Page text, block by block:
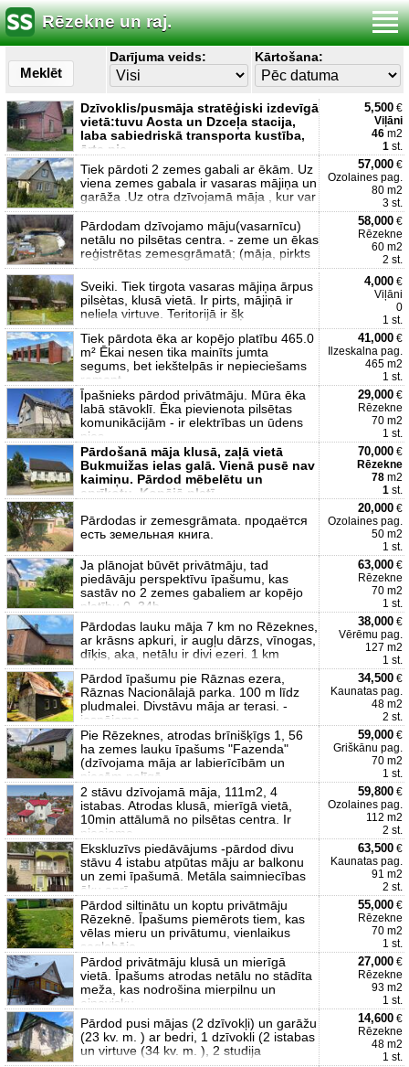
Rēzekne un raj.
Meklēt
Darījuma veids: Kārtošana:
Dzīvoklis/pusmāja stratēģiski izdevīgā
vietā:tuvu Aosta un Dzceļa stacija,
laba sabiedriskā transporta kustība,
ērta pie
5,500 €
Viļāni
46 m2
1 st.
Tiek pārdoti 2 zemes gabali ar ēkām. Uz
viena zemes gabala ir vasaras mājiņa un
garāža .Uz otra dzīvojamā māja , kur var
57,000 €
Ozolaines pag.
80 m2
3 st.
Pārdodam dzīvojamo māju(vasarnīcu)
netālu no pilsētas centra. - zeme un ēkas
reģistrētas zemesgrāmatā; (māja, pirkts
58,000 €
Rēzekne
60 m2
2 st.
Sveiki. Tiek tirgota vasaras mājiņa ārpus
pilsètas, klusā vietā. Ir pirts, mājiņā ir
neliela virtuve. Teritorijā ir šķ
4,000 €
Viļāni
0
1 st.
Tiek pārdota ēka ar kopējo platību 465.0
m² Ēkai nesen tika mainīts jumta
segums, bet iekštelpās ir nepieciešams
remont
41,000 €
Ilzeskalna pag.
465 m2
1 st.
Īpašnieks pārdod privātmāju. Mūra ēka
labā stāvoklī. Ēka pievienota pilsētas
komunikācijām - ir elektrības un ūdens
pies
29,000 €
Rēzekne
70 m2
1 st.
Pārdošanā māja klusā, zaļā vietā
Bukmuižas ielas galā. Vienā pusē nav
kaimiņu. Pārdod mēbelētu un
aprīkotu. Kopējā platī
70,000 €
Rēzekne
78 m2
1 st.
Pārdodas ir zemesgrāmata. продаётся
есть земельная книга.
20,000 €
Ozolaines pag.
50 m2
1 st.
Ja plānojat būvēt privātmāju, tad
piedāvāju perspektīvu īpašumu, kas
sastāv no 2 zemes gabaliem ar kopējo
platību 0, 34h
63,000 €
Rēzekne
70 m2
1 st.
Pārdodas lauku māja 7 km no Rēzeknes,
ar krāsns apkuri, ir augļu dārzs, vīnogas,
dīķis, aka, netālu ir divi ezeri. 1 km
38,000 €
Vērēmu pag.
127 m2
1 st.
Pārdod īpašumu pie Rāznas ezera,
Rāznas Nacionālajā parka. 100 m līdz
pludmalei. Divstāvu māja ar terasi. -
iespējama
34,500 €
Kaunatas pag.
48 m2
2 st.
Pie Rēzeknes, atrodas brīnišķīgs 1, 56
ha zemes lauku īpašums "Fazenda"
(dzīvojama māja ar labierīcībām un
piecām palīgē
59,000 €
Griškānu pag.
70 m2
1 st.
2 stāvu dzīvojamā māja, 111m2, 4
istabas. Atrodas klusā, mierīgā vietā,
10min attālumā no pilsētas centra. Ir
pieejama
59,800 €
Ozolaines pag.
112 m2
2 st.
Ekskluzīvs piedāvājums -pārdod divu
stāvu 4 istabu atpūtas māju ar balkonu
un zemi īpašumā. Metāla saimniecības
ēku aprī
63,500 €
Kaunatas pag.
91 m2
2 st.
Pārdod siltinātu un koptu privātmāju
Rēzeknē. Īpašums piemērots tiem, kas
vēlas mieru un privātumu, vienlaikus
saglabājo
55,000 €
Rēzekne
70 m2
1 st.
Pārdod privātmāju klusā un mierīgā
vietā. Īpašums atrodas netālu no stādīta
meža, kas nodrošina mierpilnu un
ainavisku
27,000 €
Rēzekne
93 m2
1 st.
Pārdod pusi mājas (2 dzīvokļi) un garāžu
(23 kv. m. ) ar bedri, 1 dzīvokli (2 istabas
un virtuve (34 kv. m. ), 2 studija
14,600 €
Rēzekne
48 m2
1 st.